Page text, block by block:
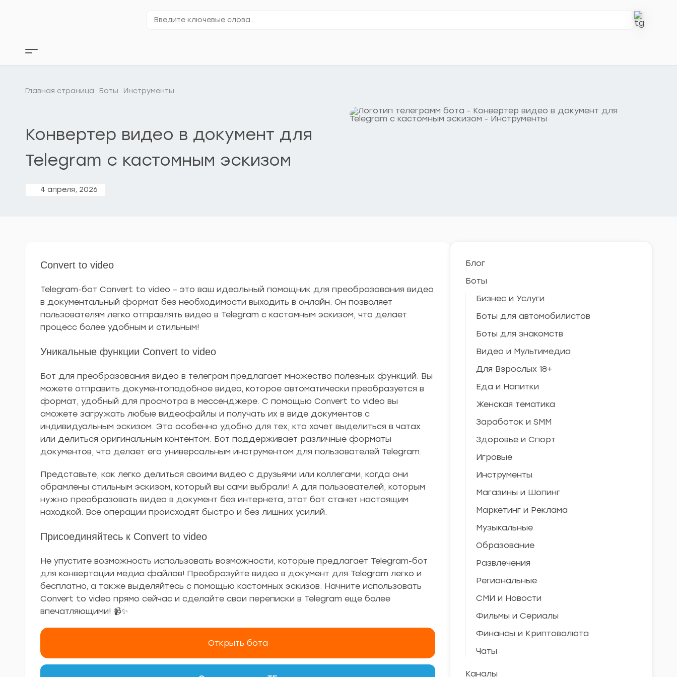
ключевые
Кнопка
бокового
Главная страница Боты Инструменты
Конвертер видео в документ для
Telegram с кастомным эскизом
4 апреля, 2026
Convert to video
Telegram-бот Convert to video – это ваш идеальный помощник для преобразования видео
в документальный формат без необходимости выходить в онлайн. Он позволяет
пользователям легко отправлять видео в Telegram с кастомным эскизом, что делает
процесс более удобным и стильным!
Уникальные функции Convert to video
Бот для преобразования видео в телеграм предлагает множество полезных функций. Вы
можете отправить документоподобное видео, которое автоматически преобразуется в
формат, удобный для просмотра в мессенджере. С помощью Convert to video вы
сможете загружать любые видеофайлы и получать их в виде документов с
индивидуальным эскизом. Это особенно удобно для тех, кто хочет выделиться в чатах
или делиться оригинальным контентом. Бот поддерживает различные форматы
документов, что делает его универсальным инструментом для пользователей Telegram.
Представьте, как легко делиться своими видео с друзьями или коллегами, когда они
обрамлены стильным эскизом, который вы сами выбрали! А для пользователей, которым
нужно преобразовать видео в документ без интернета, этот бот станет настоящим
находкой. Все операции происходят быстро и без лишних усилий.
Присоединяйтесь к Convert to video
Не упустите возможность использовать возможности, которые предлагает Telegram-бот
для конвертации медиа файлов! Преобразуйте видео в документ для Telegram легко и
бесплатно, а также выделяйтесь с помощью кастомных эскизов. Начните использовать
Convert to video прямо сейчас и сделайте свои переписки в Telegram еще более
впечатляющими! 📹✨
Открыть бота
Блог
Боты
Бизнес и Услуги
Боты для автомобилистов
Боты для знакомств
Видео и Мультимедиа
Для Взрослых 18+
Еда и Напитки
Женская тематика
Заработок и SMM
Здоровье и Спорт
Игровые
Инструменты
Магазины и Шопинг
Маркетинг и Реклама
Музыкальные
Образование
Развлечения
Региональные
СМИ и Новости
Фильмы и Сериалы
Финансы и Криптовалюта
Чаты
Каналы